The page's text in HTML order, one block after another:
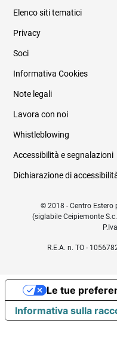
Elenco siti tematici
Privacy
Soci
Informativa Cookies
Note legali
Lavora con noi
Whistleblowing
Accessibilità e segnalazioni
Dichiarazione di
© 2018 - Centro Estero
(siglabile Ceipiemonte
R.E.A. n. TO -
Informativa sulla
Le tue